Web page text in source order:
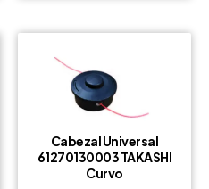
Cabezal Universal
61270130003 TAKASHI
Curvo